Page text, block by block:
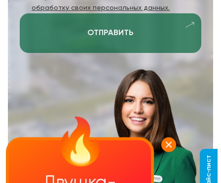
обработку своих персональных данных.
ОТПРАВИТЬ